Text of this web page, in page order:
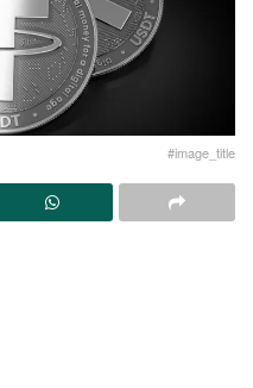
#image_title